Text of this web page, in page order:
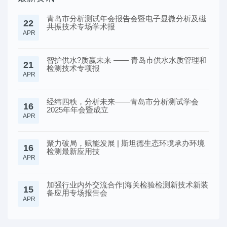
22
APR
青岛市分析测试年会报告会暨电子显微分析及磁
共振技术专场学术报
21
APR
智护供水?质赢未来 —— 青岛市供水水质管理和
检测技术专项报
16
APR
经纬四秩，分析未来——青岛市分析测试学会
2025年年会暨成立
16
APR
聚力破局，赋能发展 | 斯坦德生态环境承办环境
检测最新应用技
15
APR
加强行业内外交流合作|海关检验检测新技术新装
备应用专场报告会